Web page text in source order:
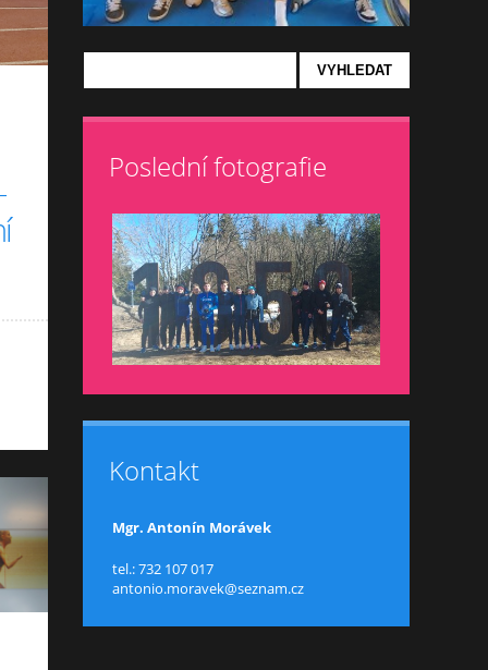
Poslední fotografie
Kontakt
Mgr. Antonín Morávek
tel.: 732 107 017
antonio.moravek@seznam.cz